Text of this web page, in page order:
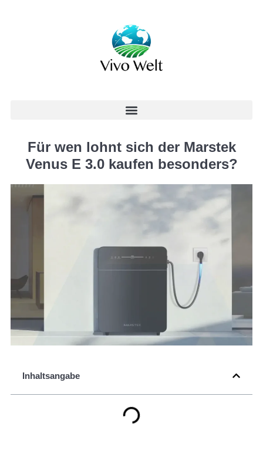
Für wen lohnt sich der Marstek
Venus E 3.0 kaufen besonders?
Inhaltsangabe